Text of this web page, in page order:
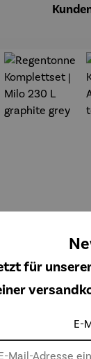
Bewertung
ne
Kompletts
für
E-